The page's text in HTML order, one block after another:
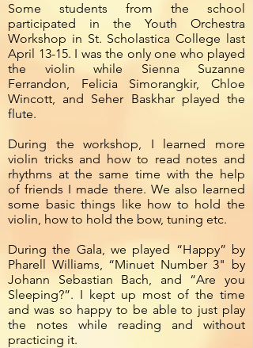
Some students from the school
participated in the Youth Orchestra
Workshop in St. Scholastica College last
April 13-15. I was the only one who played
the violin while Sienna Suzanne
Ferrandon, Felicia Simorangkir, Chloe
Wincott, and Seher Baskhar played the
flute.
During the workshop, I learned more
violin tricks and how to read notes and
rhythms at the same time with the help
of friends I made there. We also learned
some basic things like how to hold the
violin, how to hold the bow, tuning etc.
During the Gala, we played “Happy” by
Pharell Williams, “Minuet Number 3" by
Johann Sebastian Bach, and “Are you
Sleeping?”. I kept up most of the time
and was so happy to be able to just play
the notes while reading and without
practicing it.